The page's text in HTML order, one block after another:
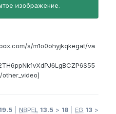
изображение.
s/m1o0ohyjkqkegat/va
other_video]
19.5 NBPEL 13.5 > 18 EG 13 >